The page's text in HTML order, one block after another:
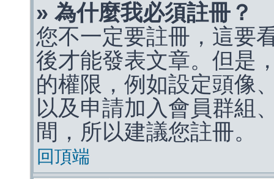
» 為什麼我必須註冊？
您不一定要註冊，這要
後才能發表文章。但是
的權限，例如設定頭像
以及申請加入會員群組
間，所以建議您註冊。
回頂端